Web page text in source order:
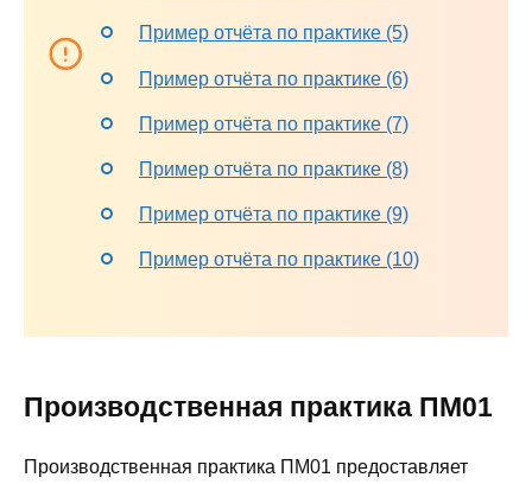
Пример отчёта по практике (5)
Пример отчёта по практике (6)
Пример отчёта по практике (7)
Пример отчёта по практике (8)
Пример отчёта по практике (9)
Пример отчёта по практике (10)
Производственная практика ПМ01
Производственная практика ПМ01 предоставляет